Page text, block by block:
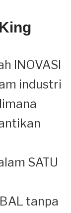
INOVASI
industri
SATU
tanpa